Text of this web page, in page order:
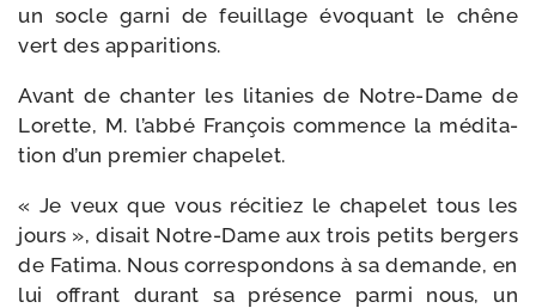
un socle gar­ni de feuillage évo­quant le chêne
vert des apparitions.
Avant de chan­ter les lita­nies de Notre-​Dame de
Lorette, M. l’ab­bé François com­mence la médi­ta­
tion d’un pre­mier chapelet.
« Je veux que vous réci­tiez le cha­pe­let tous les
jours », disait Notre-​Dame aux trois petits ber­gers
de Fatima. Nous cor­res­pon­dons à sa demande, en
lui offrant durant sa pré­sence par­mi nous, un